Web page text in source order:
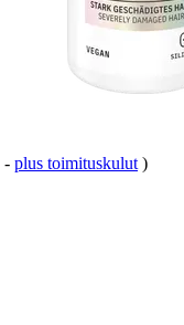
- plus toimituskulut )